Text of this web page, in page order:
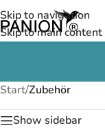
Skip to navigation
Skip to main content
Start/Zubehör
Show sidebar